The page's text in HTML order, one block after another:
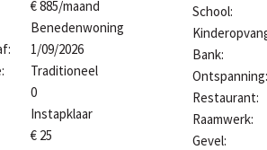
€ 885/maand
Benedenwoning
1/09/2026
Traditioneel
0
Instapklaar
€ 25
School:
Bank:
Ontspanning:
Restaurant:
Raamwerk:
Gevel: